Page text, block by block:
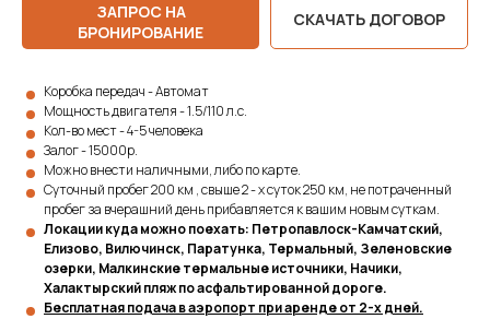
ЗАПРОС НА
БРОНИРОВАНИЕ
СКАЧАТЬ ДОГОВОР
Коробка передач - Автомат
Мощность двигателя - 1.5/110 л.с.
Кол-во мест - 4-5 человека
Залог - 15000р.
Можно внести наличными, либо по карте.
Суточный пробег 200 км , свыше 2 - х суток 250 км, не потраченный
пробег за вчерашний день прибавляется к вашим новым суткам.
Локации куда можно поехать: Петропавлоск-Камчатский,
Елизово, Вилючинск, Паратунка, Термальный, Зеленовские
озерки, Малкинские термальные источники, Начики,
Халактырский пляж по асфальтированной дороге.
Бесплатная подача в аэропорт при аренде от 2-х дней.